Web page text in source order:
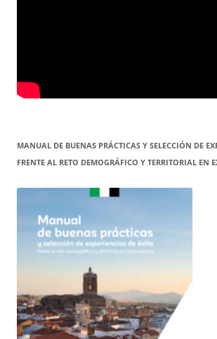
MANUAL DE BUENAS PRÁCTICAS Y SELECCIÓN DE
FRENTE AL RETO DEMOGRÁFICO Y TERRITORIAL EN